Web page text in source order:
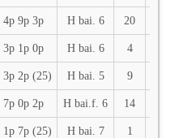
4p 9p 3p H bai. 6 20
3p 1p 0p H bai. 6 4
3p 2p (25) H bai. 5 9
7p 0p 2p H bai.f. 6 14
1p 7p (25) H bai. 7 1